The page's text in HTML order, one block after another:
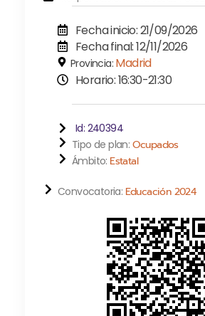
Fecha inicio: 21/09/2026
Fecha final: 12/11/2026
Provincia: Madrid
Horario: 16:30-21:30
Id: 240394
Tipo de plan: Ocupados
Ámbito: Estatal
Convocatoria: Educación 2024